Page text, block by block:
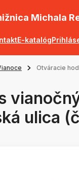
Michala
E-katalóg
Otváracie
ulica